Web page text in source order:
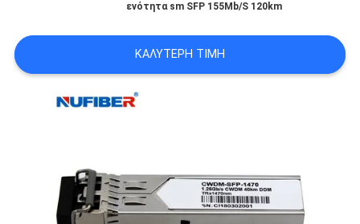
ΑΠΌΣΠΑΣΜΑ
SITEMAP
ενότητα sm SFP 155Mb/S 120km
ΚΑΛΎΤΕΡΗ ΤΙΜΉ